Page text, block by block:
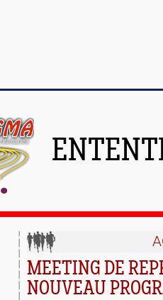
MEETING DE
NOUVEAU